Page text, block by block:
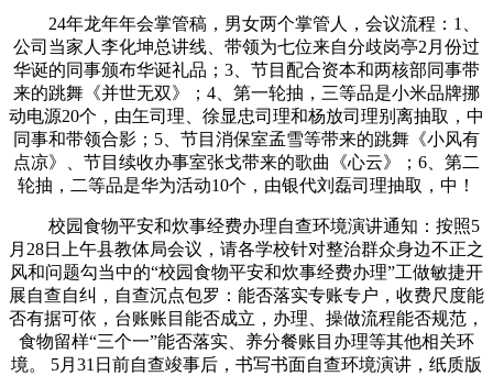
24年龙年年会掌管稿，男女两个掌管人，会议流程：1、
公司当家人李化坤总讲线、带领为七位来自分歧岗亭2月份过
华诞的同事颁布华诞礼品；3、节目配合资本和两核部同事带
来的跳舞《并世无双》；4、第一轮抽，三等品是小米品牌挪
动电源20个，由玍司理、徐显忠司理和杨放司理别离抽取，中
同事和带领合影；5、节目消保室孟雪等带来的跳舞《小风有
点凉》、节目续收办事室张戈带来的歌曲《心云》；6、第二
轮抽，二等品是华为活动10个，由银代刘磊司理抽取，中！
校园食物平安和炊事经费办理自查环境演讲通知：按照5
月28日上午县教体局会议，请各学校针对整治群众身边不正之
风和问题勾当中的“校园食物平安和炊事经费办理”工做敏捷开
展自查自纠，自查沉点包罗：能否落实专账专户，收费尺度能
否有据可依，台账账目能否成立，办理、操做流程能否规范，
食物留样“三个一”能否落实、养分餐账目办理等其他相关环
境。 5月31日前自查竣事后，书写书面自查环境演讲，纸质版